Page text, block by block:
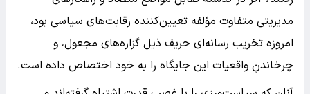
مدیریتی متفاوت مؤلفه تعیین‌کننده رقابت‌های سیاسی بود،
امروزه تخریب رسانه‌ای حریف ذیل گزاره‌های مجعول، و
چرخاندنِ واقعیات این جایگاه را به خود اختصاص داده است.